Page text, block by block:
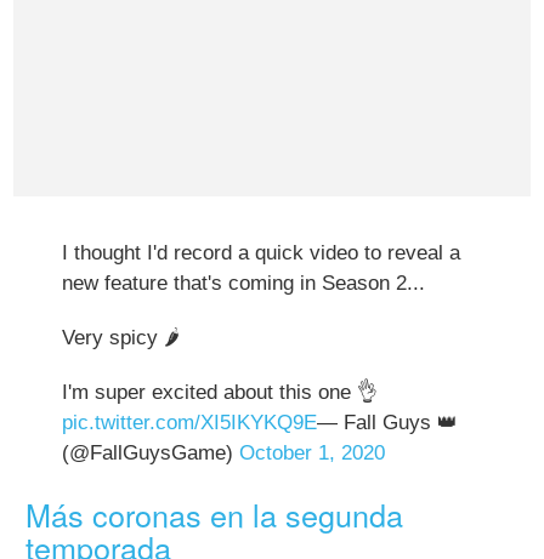
I thought I'd record a quick video to reveal a
new feature that's coming in Season 2...
Very spicy 🌶️
I'm super excited about this one 👌
pic.twitter.com/XI5IKYKQ9E— Fall Guys 👑
(@FallGuysGame)October 1, 2020
Más coronas en la segunda
temporada